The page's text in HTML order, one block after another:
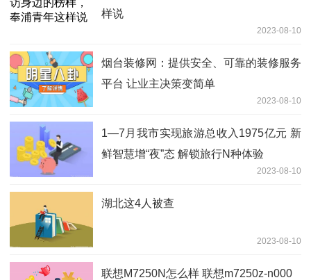
样说
2023-08-10
烟台装修网：提供安全、可靠的装修服务
平台 让业主决策变简单
2023-08-10
1—7月我市实现旅游总收入1975亿元 新
鲜智慧增“夜”态 解锁旅行N种体验
2023-08-10
湖北这4人被查
2023-08-10
联想M7250N怎么样 联想m7250z-n000